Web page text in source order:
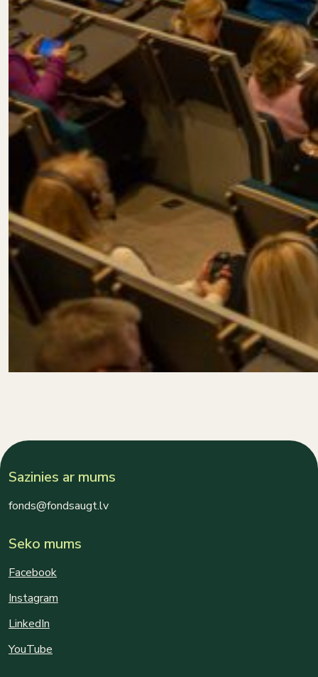
Sazinies ar mums
fonds@fondsaugt.lv
Seko mums
Facebook
Instagram
LinkedIn
YouTube